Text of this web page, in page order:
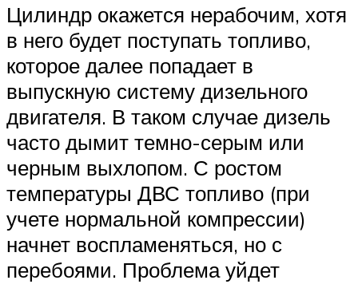
Цилиндр окажется нерабочим, хотя
в него будет поступать топливо,
которое далее попадает в
выпускную систему дизельного
двигателя. В таком случае дизель
часто дымит темно-серым или
черным выхлопом. С ростом
температуры ДВС топливо (при
учете нормальной компрессии)
начнет воспламеняться, но с
перебоями. Проблема уйдет